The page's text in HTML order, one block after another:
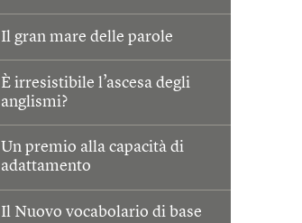
Il gran mare delle parole
È irresistibile l’ascesa degli
anglismi?
Un premio alla capacità di
adattamento
Il Nuovo vocabolario di base